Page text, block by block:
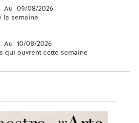
Au 09/08/2026
la semaine
Au 10/08/2026
qui ouvrent cette semaine